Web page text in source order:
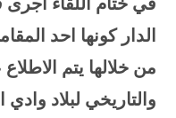
الدار كونها احد
من خلالها يتم
والتاريخي لبلاد